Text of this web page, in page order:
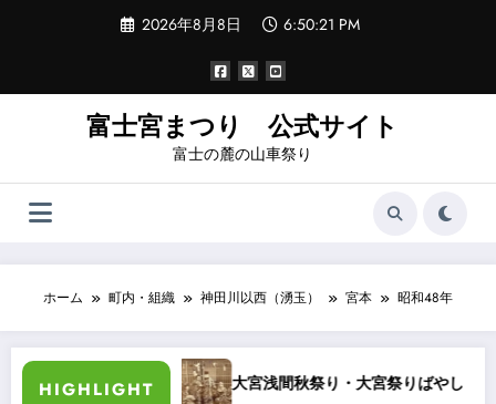
ツ
2026年8月8日 6:50:21 PM
富士宮まつり 公式サイト
富士の麓の山車祭り
ホーム 町内・組織 神田川以西（湧玉） 宮本 昭和48年
HIGHLIGHT
袖日記 大宮浅間秋祭り・大宮祭りばやし 夜噺